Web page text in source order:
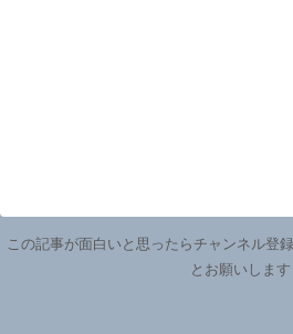
この記事が面白いと思ったらチャンネル登
とお願いします